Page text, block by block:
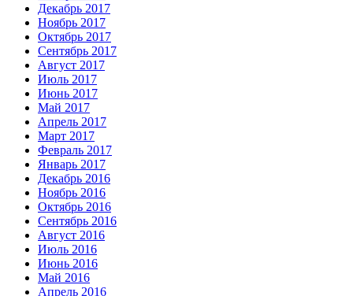
Декабрь 2017
Ноябрь 2017
Октябрь 2017
Сентябрь 2017
Август 2017
Июль 2017
Июнь 2017
Май 2017
Апрель 2017
Март 2017
Февраль 2017
Январь 2017
Декабрь 2016
Ноябрь 2016
Октябрь 2016
Сентябрь 2016
Август 2016
Июль 2016
Июнь 2016
Май 2016
Апрель 2016